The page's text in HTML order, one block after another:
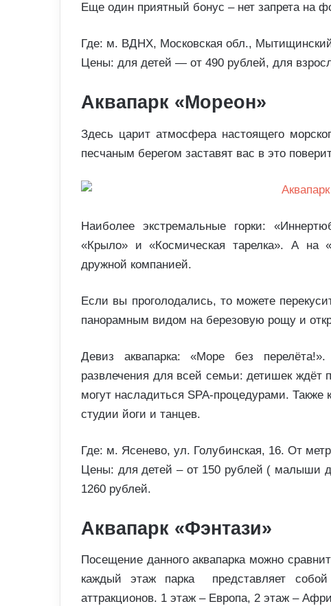
Еще один приятный бонус – нет запрета на
Где: м. ВДНХ, Московская обл.,
Цены: для детей — от 490 рублей, для
Аквапарк «Мореон»
Здесь царит атмосфера настоящего
песчаным берегом заставят вас в это
Наиболее экстремальные горки:
«Крыло» и «Космическая тарелка». А на
дружной компанией.
Если вы проголодались, то можете
панорамным видом на березовую рощу и
Девиз аквапарка: «Море без
развлечения для всей семьи: детишек ждёт
могут насладиться SPA-процедурами.
студии йоги и танцев.
Где: м. Ясенево, ул. Голубинская, 16. От
Цены: для детей – от 150 рублей ( малыши
1260 рублей.
Аквапарк «Фэнтази»
Посещение данного аквапарка можно
каждый этаж парка представляет
аттракционов. 1 этаж – Европа, 2 этаж –